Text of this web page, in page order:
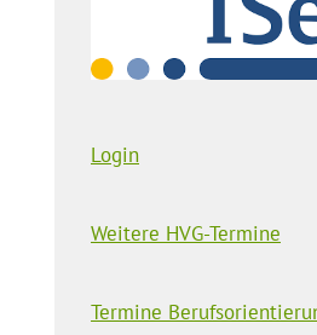
Login
Weitere HVG-Termine
Termine